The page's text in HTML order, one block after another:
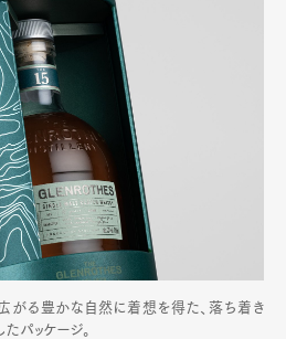
がる豊かな自然に着想を得た、落ち着き
パッケージ。